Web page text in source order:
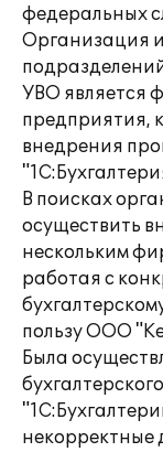
федеральных
Организация
УВО является
предприятия,
внедрения
В поисках
осуществить
нескольким
работая с
пользу ООО
Была
некорректные